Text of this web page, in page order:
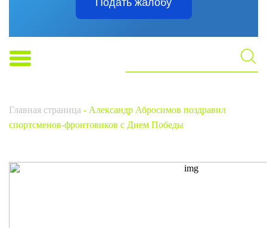
Подать жалобу
Главная страница - Александр Абросимов поздравил
спортсменов-фронтовиков с Днем Победы